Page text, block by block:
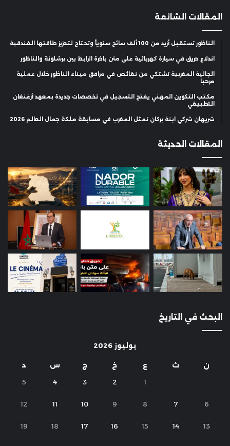
المقالات الشائعة
الناظور تستقبل أزيد من 100 ألف سائح سنوياً وتحتاج لتعزيز طاقتها الفندقية
اندلاع حريق في سيارة كهربائية على متن باخرة الرابط بين برشلونة والناظور
الجالية المغربية تشتكي من نقائص في مرافق ميناء الناظور خلال عملية
مرحبا
مكتب التكوين المهني يفتح التسجيل في تخصصات جديدة بمعهد أزغنغان
التطبيقي
شريهان شركي ابنة بركان تمثل المغرب في مسابقة ملكة جمال العالم 2026
المقالات الحديثة
البحث في التاريخ
يوليوز 2026
ن ث ع خ ج س د
1
2
3
4
5
6
7
8
9
10
11
12
13
14
15
16
17
18
19